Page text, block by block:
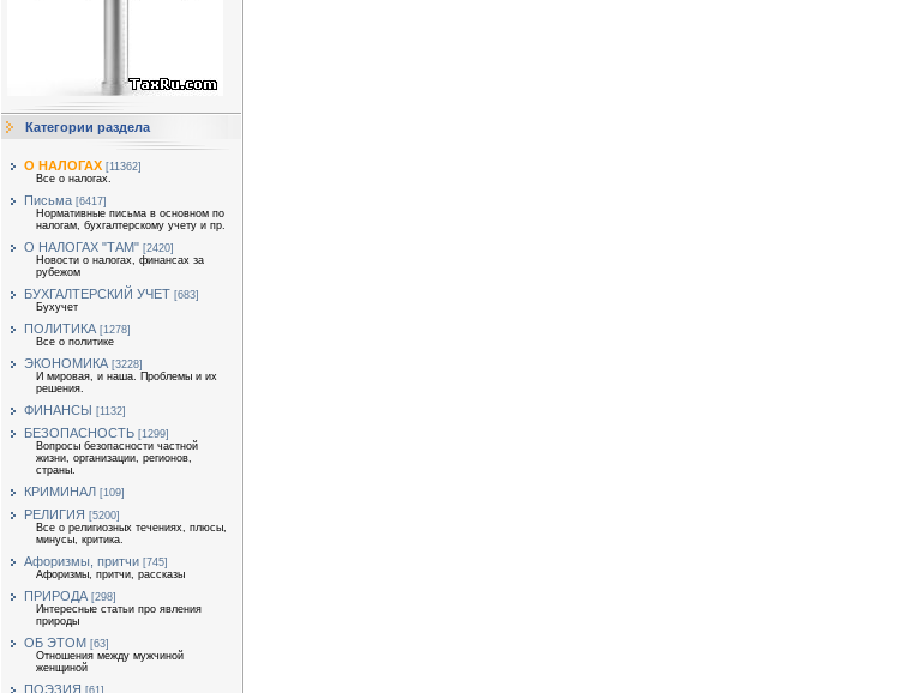
Категории раздела
О НАЛОГАХ [11362]
Все о налогах.
Письма [6417]
Нормативные письма в основном по
налогам, бухгалтерскому учету и пр.
О НАЛОГАХ "ТАМ" [2420]
Новости о налогах, финансах за
рубежом
БУХГАЛТЕРСКИЙ УЧЕТ [683]
Бухучет
ПОЛИТИКА [1278]
Все о политике
ЭКОНОМИКА [3228]
И мировая, и наша. Проблемы и их
решения.
ФИНАНСЫ [1132]
БЕЗОПАСНОСТЬ [1299]
Вопросы безопасности частной
жизни, организации, регионов,
страны.
КРИМИНАЛ [109]
РЕЛИГИЯ [5200]
Все о религиозных течениях, плюсы,
минусы, критика.
Афоризмы, притчи [745]
Афоризмы, притчи, рассказы
ПРИРОДА [298]
Интересные статьи про явления
природы
ОБ ЭТОМ [63]
Отношения между мужчиной
женщиной
ПОЭЗИЯ [61]